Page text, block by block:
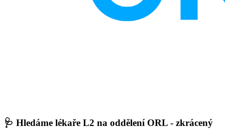
🩺 Hledáme lékaře L2 na oddělení ORL - zkrácený